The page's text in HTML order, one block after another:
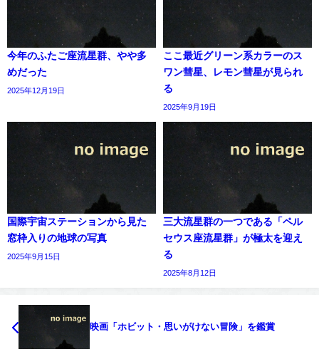
今年のふたご座流星群、やや多
めだった
2025年12月19日
ここ最近グリーン系カラーのス
ワン彗星、レモン彗星が見られ
る
2025年9月19日
国際宇宙ステーションから見た
窓枠入りの地球の写真
2025年9月15日
三大流星群の一つである「ペル
セウス座流星群」が極太を迎え
る
2025年8月12日
映画「ホビット・思いがけない冒険」を鑑賞